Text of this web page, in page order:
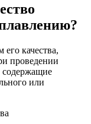
его качества,
проведении
или